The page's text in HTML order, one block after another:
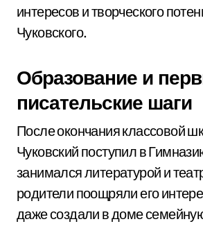
интересов и творческого
Чуковского.
Образование и
писательские шаги
После окончания классовой
Чуковский поступил в
занимался литературой и
родители поощряли его
даже создали в доме